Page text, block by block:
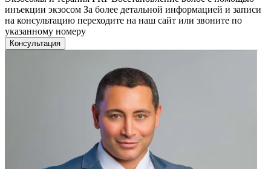
инъекции экзосом За более детальной информацией и записи
на консультацию переходите на наш сайт или звоните по
указанному номеру
Консультация